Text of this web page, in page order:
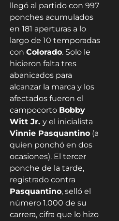
llegó al partido con 997
ponches acumulados
en 181 aperturas a lo
largo de 10 temporadas
con Colorado. Solo le
hicieron falta tres
abanicados para
alcanzar la marca y los
afectados fueron el
campocorto Bobby
Witt Jr. y el inicialista
Vinnie Pasquantino (a
quien ponchó en dos
ocasiones)​. El tercer
ponche de la tarde,
registrado contra
Pasquantino, selló el
número 1.000 de su
carrera, cifra que lo hizo